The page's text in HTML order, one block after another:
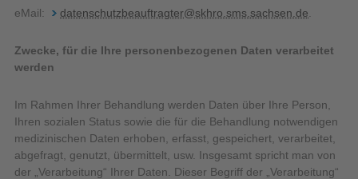
eMail:
datenschutzbeauftragter@skhro.sms.sachsen.de
Zwecke, für die Ihre personenbezogenen Daten verarbeitet
werden
Im Rahmen Ihrer Behandlung werden Daten über Ihre Person,
Ihren sozialen Status sowie die für die Behandlung notwendigen
medizinischen Daten erhoben, erfasst, gespeichert, verarbeitet,
abgefragt, genutzt, übermittelt, usw. Insgesamt spricht man von
der „Verarbeitung“ Ihrer Daten. Dieser Begriff der „Verarbeitung“